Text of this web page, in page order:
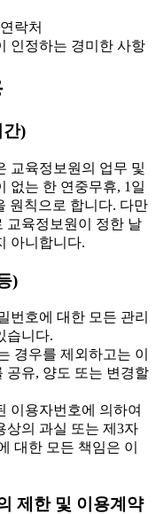
락처
인정하는 경미한 사항
간)
교육정보원의 업무 및
없는 한 연중무휴, 1일
원칙으로 합니다. 다만
교육정보원이 정한 날
아니합니다.
)
호에 대한 모든 관리
습니다.
경우를 제외하고는 이
공유, 양도 또는 변경할
이용자번호에 의하여
상의 과실 또는 제3자
대한 모든 책임은 이
제한 및 이용계약